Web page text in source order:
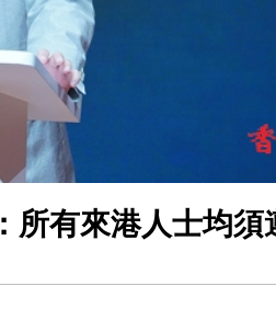
所有來港人士均須